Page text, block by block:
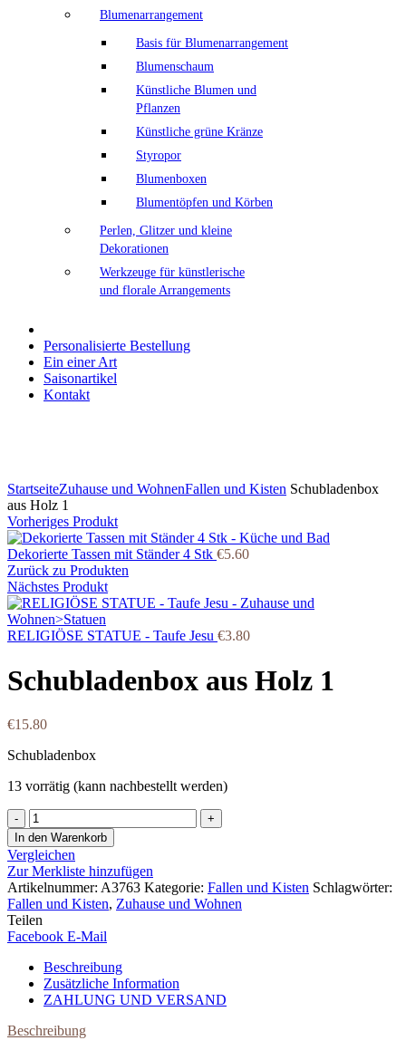
Blumenarrangement
Basis für Blumenarrangement
Blumenschaum
Künstliche Blumen und
Pflanzen
Künstliche grüne Kränze
Styropor
Blumenboxen
Blumentöpfen und Körben
Perlen, Glitzer und kleine
Dekorationen
Werkzeuge für künstlerische
und florale Arrangements
Personalisierte Bestellung
Ein einer Art
Saisonartikel
Kontakt
StartseiteZuhause und WohnenFallen und Kisten Schubladenbox
aus Holz 1
Vorheriges Produkt
Dekorierte Tassen mit Ständer 4 Stk €5.60
Zurück zu Produkten
Nächstes Produkt
RELIGIÖSE STATUE - Taufe Jesu €3.80
Schubladenbox aus Holz 1
€15.80
Schubladenbox
13 vorrätig (kann nachbestellt werden)
Schubladenbox
aus
Holz
1
Menge
In den Warenkorb
Vergleichen
Zur Merkliste hinzufügen
Artikelnummer: A3763 Kategorie: Fallen und Kisten Schlagwörter:
Fallen und Kisten, Zuhause und Wohnen
Teilen
Facebook E-Mail
Beschreibung
Zusätzliche Information
ZAHLUNG UND VERSAND
Beschreibung